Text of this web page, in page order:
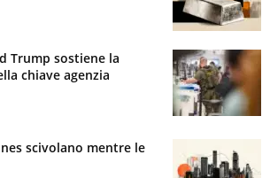
Trump sostiene la
chiave agenzia
scivolano mentre le